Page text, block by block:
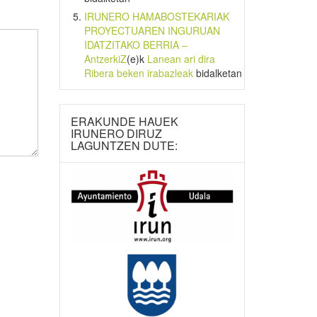
IRUNERO HAMABOSTEKARIAK
PROYECTUAREN INGURUAN
IDATZITAKO BERRIA –
AntzerkiZ(e)k Lanean ari dira
Ribera beken irabazleakbidalketan
ERAKUNDE HAUEK
IRUNERO DIRUZ
LAGUNTZEN DUTE: